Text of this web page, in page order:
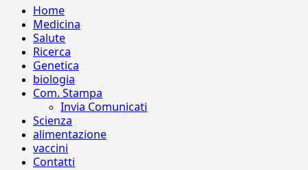
Home
Medicina
Salute
Ricerca
Genetica
biologia
Com. Stampa
Invia Comunicati
Scienza
alimentazione
vaccini
Contatti